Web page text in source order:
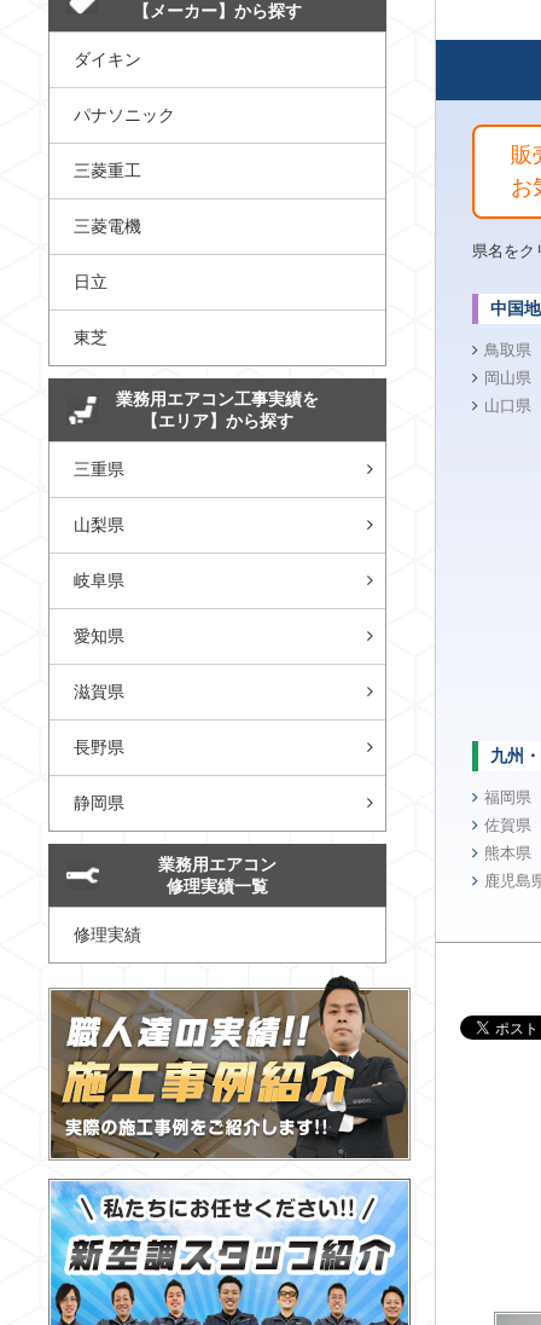
販
お
県名をク
中国
鳥取県
岡山県
山口県
九州
福岡県
佐賀県
熊本県
鹿児島
【メーカー】から探す
ダイキン
パナソニック
三菱重工
三菱電機
日立
東芝
業務用エアコン工事実績を
【エリア】から探す
三重県
山梨県
岐阜県
愛知県
滋賀県
長野県
静岡県
業務用エアコン
修理実績一覧
修理実績